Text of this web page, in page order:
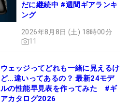
だに継続中 #週間ギアランキ
ング
2026年8月8日 (土) 18時00分
11
ウェッジってどれも一緒に見えるけ
ど…違いってあるの？ 最新24モデ
ルの性能早見表を作ってみた #ギ
アカタログ2026